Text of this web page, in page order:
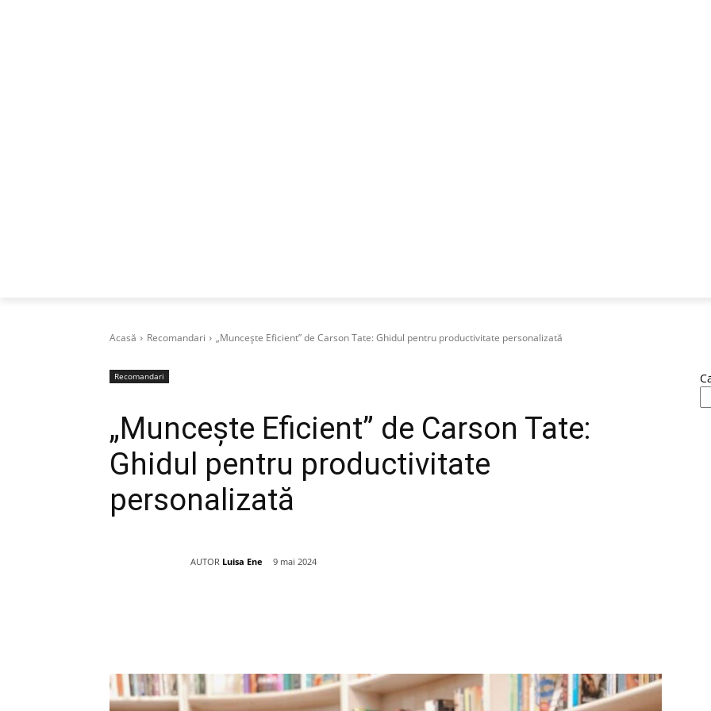
Acasă Recomandari „Muncește Eficient” de Carson Tate: Ghidul pentru productivitate personalizată
Recomandari
„Muncește Eficient” de Carson Tate:
Ghidul pentru productivitate
personalizată
AUTOR Luisa Ene 9 mai 2024